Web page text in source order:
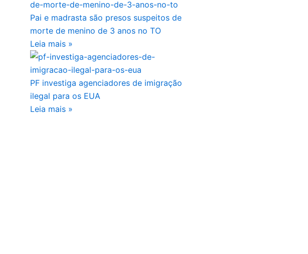
Pai e madrasta são presos suspeitos de
morte de menino de 3 anos no TO
Leia mais »
PF investiga agenciadores de imigração
ilegal para os EUA
Leia mais »